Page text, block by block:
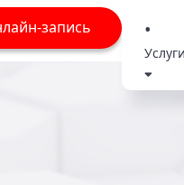
запись
Услуги